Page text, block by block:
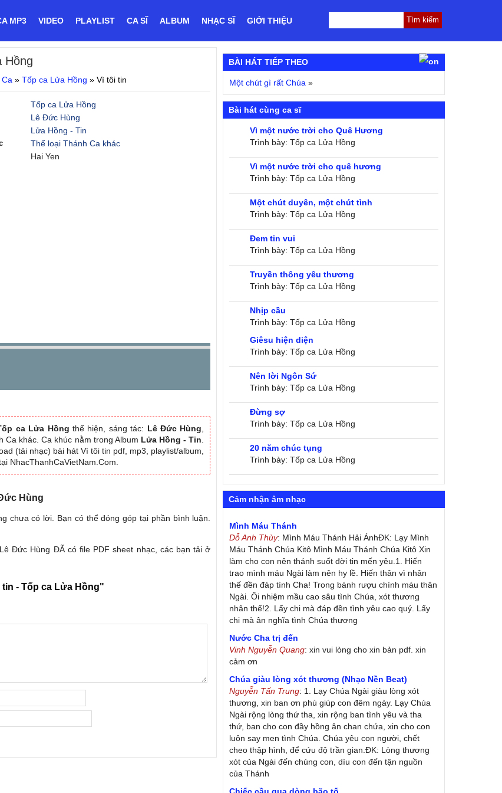
MP3 VIDEO PLAYLIST CA SĨ ALBUM NHẠC SĨ GIỚI THIỆU
Hồng
»Tốp ca Lửa Hồng »Vì tôi tin
Tốp ca Lửa Hồng
Lê Đức Hùng
Lửa Hồng - Tin
Thể loại Thánh Ca khác
Hai Yen
ca Lửa Hồng thể hiện, sáng tác: Lê Đức Hùng
Ca khác. Ca khúc nằm trong Album Lửa Hồng - Tin
(tải nhạc) bài hát Vì tôi tin pdf, mp3, playlist/album,
NhacThanhCaVietNam.Com.
Hùng
chưa có lời. Bạn có thể đóng góp tại phần bình luận.
Đức Hùng ĐÃ có file PDF sheet nhạc, các bạn tải ở
tin - Tốp ca Lửa Hồng"
BÀI HÁT TIẾP THEO
Một chút gì rất Chúa »
Bài hát cùng ca sĩ
Vì một nước trời cho Quê Hương
Trình bày: Tốp ca Lửa Hồng
Vì một nước trời cho quê hương
Trình bày: Tốp ca Lửa Hồng
Một chút duyên, một chút tình
Trình bày: Tốp ca Lửa Hồng
Đem tin vui
Trình bày: Tốp ca Lửa Hồng
Truyền thông yêu thương
Trình bày: Tốp ca Lửa Hồng
Nhịp cầu
Trình bày: Tốp ca Lửa Hồng
Giêsu hiện diện
Trình bày: Tốp ca Lửa Hồng
Nên lời Ngôn Sứ
Trình bày: Tốp ca Lửa Hồng
Đừng sợ
Trình bày: Tốp ca Lửa Hồng
20 năm chúc tụng
Trình bày: Tốp ca Lửa Hồng
Cảm nhận âm nhạc
Mình Máu Thánh
Dỗ Anh Thùy: Mình Máu Thánh Hải ÁnhĐK: Lạy Mình
Máu Thánh Chúa Kitô Mình Máu Thánh Chúa Kitô Xin
làm cho con nên thánh suốt đời tin mến yêu.1. Hiến
trao mình máu Ngài làm nên hy lề. Hiến thân vì nhân
thế đền đáp tình Cha! Trong bánh rượu chính máu thân
Ngài. Ôi nhiệm mầu cao sâu tình Chúa, xót thương
nhân thế!2. Lấy chi mà đáp đền tình yêu cao quý. Lấy
chi mà ân nghĩa tình Chúa thương
Nước Cha trị đến
Vinh Nguyễn Quang: xin vui lòng cho xin bản pdf. xin
cảm ơn
Chúa giàu lòng xót thương (Nhạc Nền Beat)
Nguyễn Tấn Trung: 1. Lạy Chúa Ngài giàu lòng xót
thương, xin ban ơn phù giúp con đêm ngày. Lạy Chúa
Ngài rộng lòng thứ tha, xin rộng ban tình yêu và tha
thứ, ban cho con đầy hồng ân chan chứa, xin cho con
luôn say men tình Chúa. Chúa yêu con người, chết
cheo thập hình, để cứu độ trần gian.ĐK: Lòng thương
xót của Ngài đến chúng con, dìu con đến tận nguồn
của Thánh